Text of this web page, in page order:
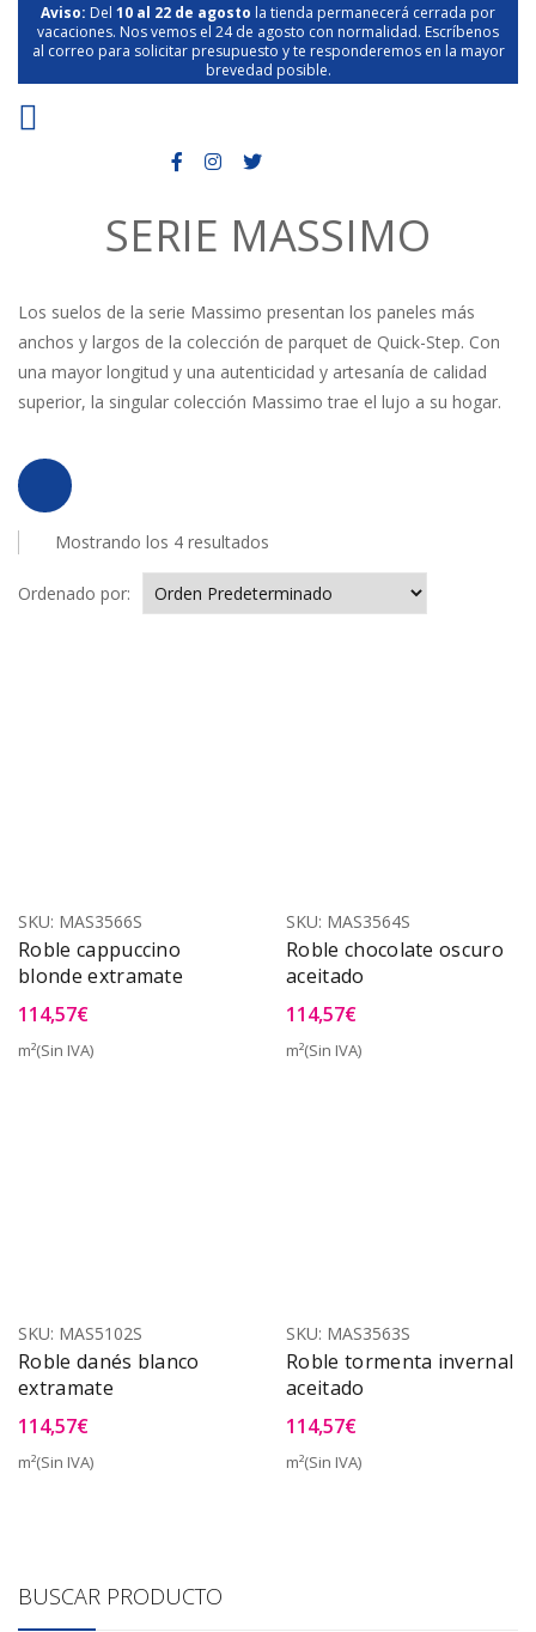
Aviso: Del 10 al 22 de agosto la tienda permanecerá cerrada por
vacaciones. Nos vemos el 24 de agosto con normalidad. Escríbenos
al correo para solicitar presupuesto y te responderemos en la mayor
brevedad posible.
SERIE MASSIMO
Los suelos de la serie Massimo presentan los paneles más
anchos y largos de la colección de parquet de Quick-Step. Con
una mayor longitud y una autenticidad y artesanía de calidad
superior, la singular colección Massimo trae el lujo a su hogar.
Mostrando los 4 resultados
Ordenado por:
SKU: MAS3566S
Roble cappuccino
blonde extramate
114,57€
m²(Sin IVA)
SKU: MAS3564S
Roble chocolate oscuro
aceitado
114,57€
m²(Sin IVA)
SKU: MAS5102S
Roble danés blanco
extramate
114,57€
m²(Sin IVA)
SKU: MAS3563S
Roble tormenta invernal
aceitado
114,57€
m²(Sin IVA)
BUSCAR PRODUCTO